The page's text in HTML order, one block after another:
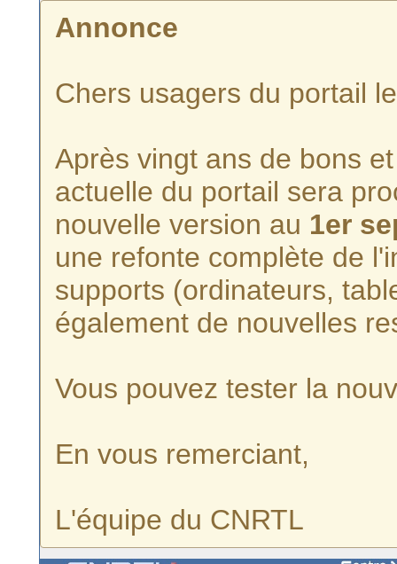
Annonce
Chers usagers du portail
Après vingt ans de bons
actuelle du portail sera
nouvelle version au 1er
une refonte complète de
supports (ordinateurs,
également de nouvelles
Vous pouvez tester la
En vous remerciant,
L'équipe du CNRTL